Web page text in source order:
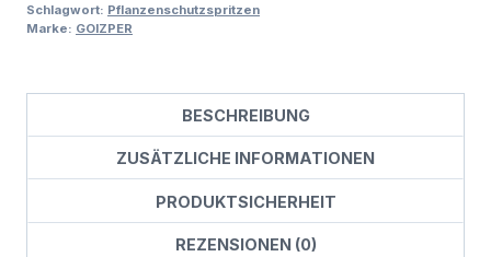
Schlagwort: Pflanzenschutzspritzen
Marke: GOIZPER
BESCHREIBUNG
ZUSÄTZLICHE INFORMATIONEN
PRODUKTSICHERHEIT
REZENSIONEN (0)